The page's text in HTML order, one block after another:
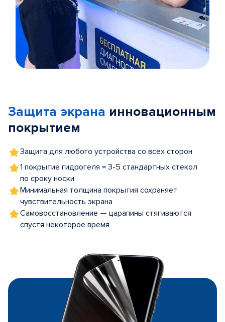
5
Защита экрана инновационным
покрытием
Защита для любого устройства со всех сторон
1 покрытие гидрогеля = 3-5 стандартных стекол
по сроку носки
Минимальная толщина покрытия сохраняет
чувствительность экрана
Самовосстановление — царапины стягиваются
спустя некоторое время